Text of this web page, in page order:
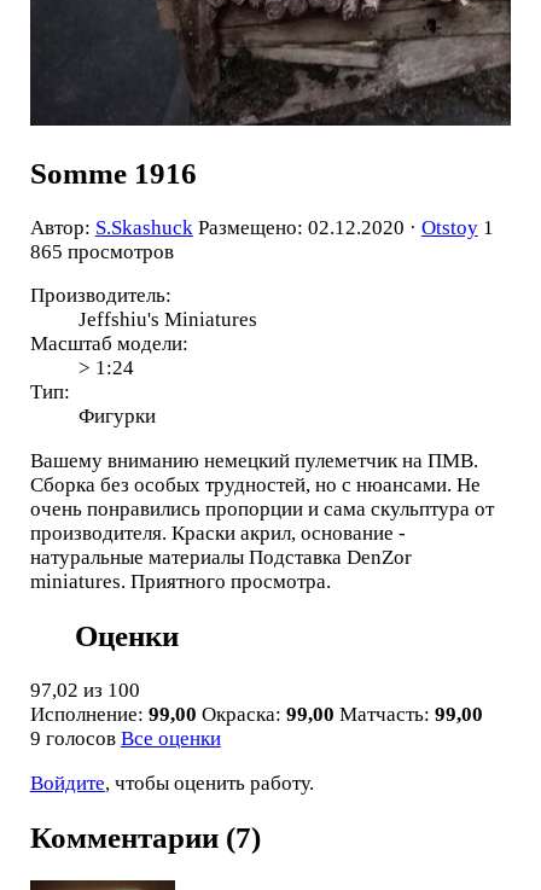
Somme 1916
Автор: S.Skashuck Размещено: 02.12.2020 · Otstoy 1
865 просмотров
Производитель:
Jeffshiu's Miniatures
Масштаб модели:
> 1:24
Тип:
Фигурки
Вашему вниманию немецкий пулеметчик на ПМВ.
Сборка без особых трудностей, но с нюансами. Не
очень понравились пропорции и сама скульптура от
производителя. Краски акрил, основание -
натуральные материалы Подставка DenZor
miniatures. Приятного просмотра.
Оценки
97,02 из 100
Исполнение: 99,00 Окраска: 99,00 Матчасть: 99,00
9 голосов Все оценки
Войдите, чтобы оценить работу.
Комментарии (7)